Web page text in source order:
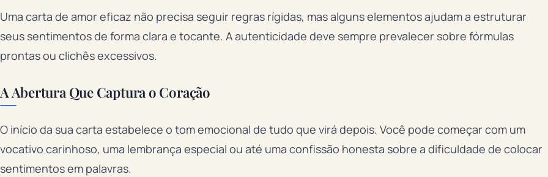
Uma carta de amor eficaz não precisa seguir regras rígidas, mas alguns elementos ajudam a estruturar
seus sentimentos de forma clara e tocante. A autenticidade deve sempre prevalecer sobre fórmulas
prontas ou clichês excessivos.
A Abertura Que Captura o Coração
O início da sua carta estabelece o tom emocional de tudo que virá depois. Você pode começar com um
vocativo carinhoso, uma lembrança especial ou até uma confissão honesta sobre a dificuldade de colocar
sentimentos em palavras.